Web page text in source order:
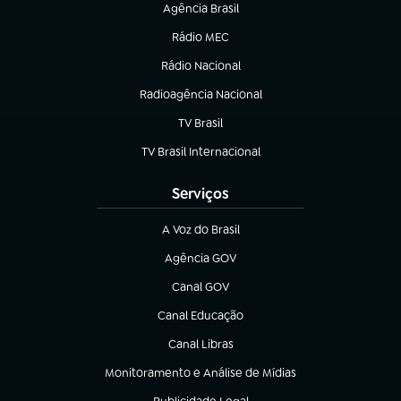
Agência Brasil
(abre em nova aba)
Rádio MEC
(abre em nova aba)
Rádio Nacional
Radioagência Nacional
(abre em nova aba)
TV Brasil
(abre em nova aba)
TV Brasil Internacional
(abre em nova aba)
Serviços
A Voz do Brasil
(abre em nova aba)
Agência GOV
(abre em nova aba)
Canal GOV
(abre em nova aba)
Canal Educação
(abre em nova aba)
Canal Libras
(abre em nova aba)
Monitoramento e Análise de Mídias
(abre em nova aba)